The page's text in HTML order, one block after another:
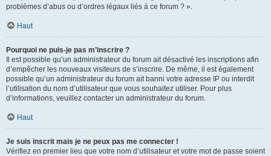
problèmes d’abus ou d’ordres légaux liés à ce forum ? ».
Haut
Pourquoi ne puis-je pas m’inscrire ?
Il est possible qu’un administrateur du forum ait désactivé les inscriptions afin
d’empêcher les nouveaux visiteurs de s’inscrire. De même, il est également
possible qu’un administrateur du forum ait banni votre adresse IP ou interdit
l’utilisation du nom d’utilisateur que vous souhaitez utiliser. Pour plus
d’informations, veuillez contacter un administrateur du forum.
Haut
Je suis inscrit mais je ne peux pas me connecter !
Vérifiez en premier lieu que votre nom d’utilisateur et votre mot de passe soient